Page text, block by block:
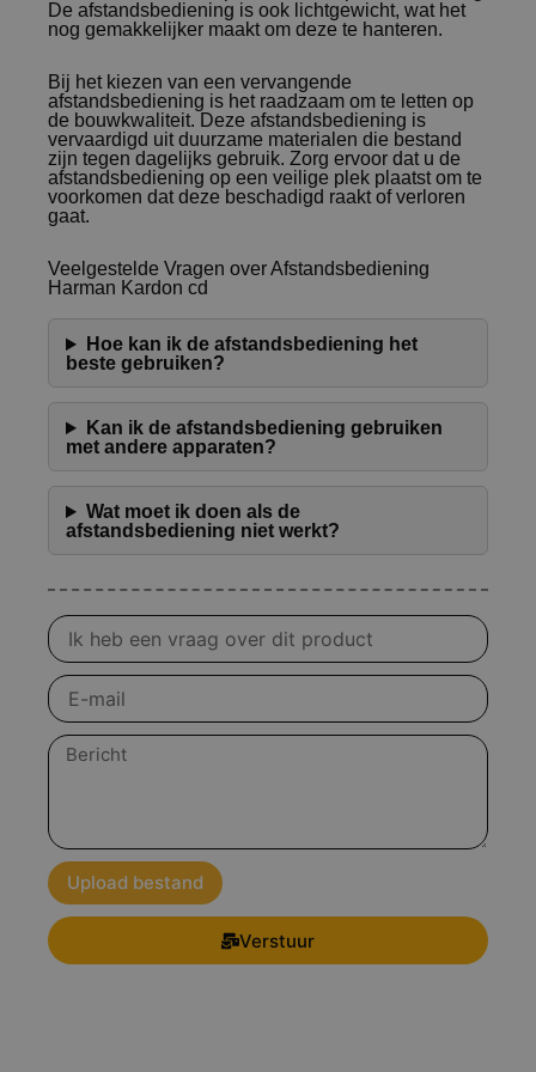
De afstandsbediening is ook lichtgewicht, wat het
nog gemakkelijker maakt om deze te hanteren.
Bij het kiezen van een vervangende
afstandsbediening is het raadzaam om te letten op
de bouwkwaliteit. Deze afstandsbediening is
vervaardigd uit duurzame materialen die bestand
zijn tegen dagelijks gebruik. Zorg ervoor dat u de
afstandsbediening op een veilige plek plaatst om te
voorkomen dat deze beschadigd raakt of verloren
gaat.
Veelgestelde Vragen over Afstandsbediening
Harman Kardon cd
Hoe kan ik de afstandsbediening het
beste gebruiken?
Kan ik de afstandsbediening gebruiken
met andere apparaten?
Wat moet ik doen als de
afstandsbediening niet werkt?
Vraag
over
product
E-
mail
Bericht
Upload bestand
Verstuur